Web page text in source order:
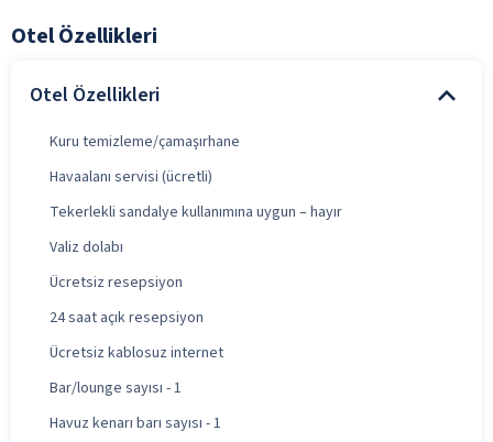
Otel Özellikleri
Otel Özellikleri
Kuru temizleme/çamaşırhane
Havaalanı servisi (ücretli)
Tekerlekli sandalye kullanımına uygun – hayır
Valiz dolabı
Ücretsiz resepsiyon
24 saat açık resepsiyon
Ücretsiz kablosuz internet
Bar/lounge sayısı - 1
Havuz kenarı barı sayısı - 1